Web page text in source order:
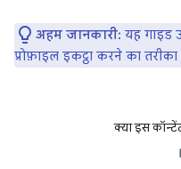
अहम जानकारी: यह गाइड
प्रोफ़ाइल इकट्ठा करने का
क्या इस